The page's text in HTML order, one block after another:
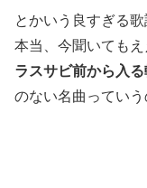
とかいう良すぎる歌
本当、今聞いてもえ
ラスサビ前から入る
のない名曲っていう